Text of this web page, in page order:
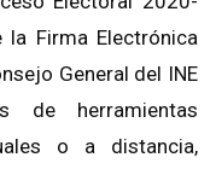
Firma Electrónica
General del INE
de herramientas
o a distancia,